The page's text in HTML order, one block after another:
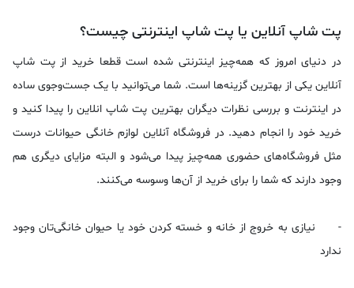
پت شاپ آنلاین یا پت شاپ اینترنتی چیست؟
در دنیای امروز که همه‌چیز اینترنتی شده است قطعا خرید از پت شاپ
آنلاین یکی از بهترین گزینه‌ها است. شما می‌توانید با یک جست‌وجوی ساده
در اینترنت و بررسی نظرات دیگران بهترین پت شاپ انلاین را پیدا کنید و
خرید خود را انجام دهید. در فروشگاه آنلاین لوازم خانگی حیوانات درست
مثل فروشگاه‌های حضوری همه‌چیز پیدا می‌شود و البته مزایای دیگری هم
وجود دارند که شما را برای خرید از آن‌ها وسوسه می‌کنند.
-
نیازی به خروج از خانه و خسته کردن خود یا حیوان خانگی‌تان وجود
ندارد